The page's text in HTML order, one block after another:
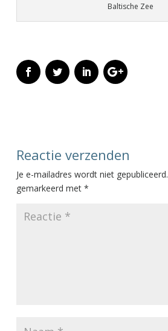
Baltische Zee
Reactie verzenden
Je e-mailadres wordt niet gepubliceerd.
gemarkeerd met *